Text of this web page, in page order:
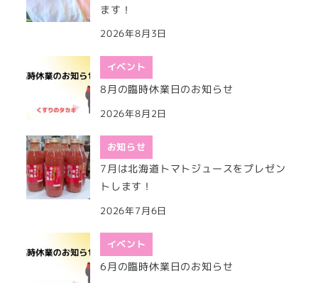
ます！
2026年8月3日
イベント
8月の臨時休業日のお知らせ
2026年8月2日
お知らせ
7月は北海道トマトジュースをプレゼン
トします！
2026年7月6日
イベント
6月の臨時休業日のお知らせ